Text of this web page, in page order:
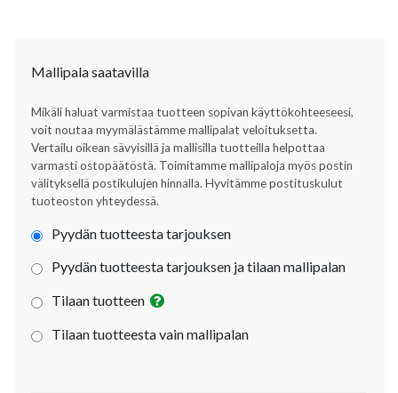
Mallipala saatavilla
Mikäli haluat varmistaa tuotteen sopivan käyttökohteeseesi,
voit noutaa myymälästämme mallipalat veloituksetta.
Vertailu oikean sävyisillä ja mallisilla tuotteilla helpottaa
varmasti ostopäätöstä. Toimitamme mallipaloja myös postin
välityksellä postikulujen hinnalla. Hyvitämme postituskulut
tuoteoston yhteydessä.
Pyydän tuotteesta tarjouksen
Pyydän tuotteesta tarjouksen ja tilaan mallipalan
Tilaan tuotteen
Tilaan tuotteesta vain mallipalan